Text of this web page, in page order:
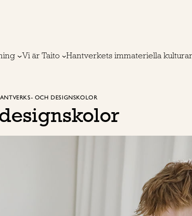
Vi är Taito Hantverkets immateriella
OCH DESIGNSKOLOR